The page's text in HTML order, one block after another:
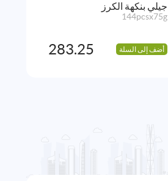
جيلي بنكهة الكرز
144pcsx75g
أضف إلى السلة 283.25